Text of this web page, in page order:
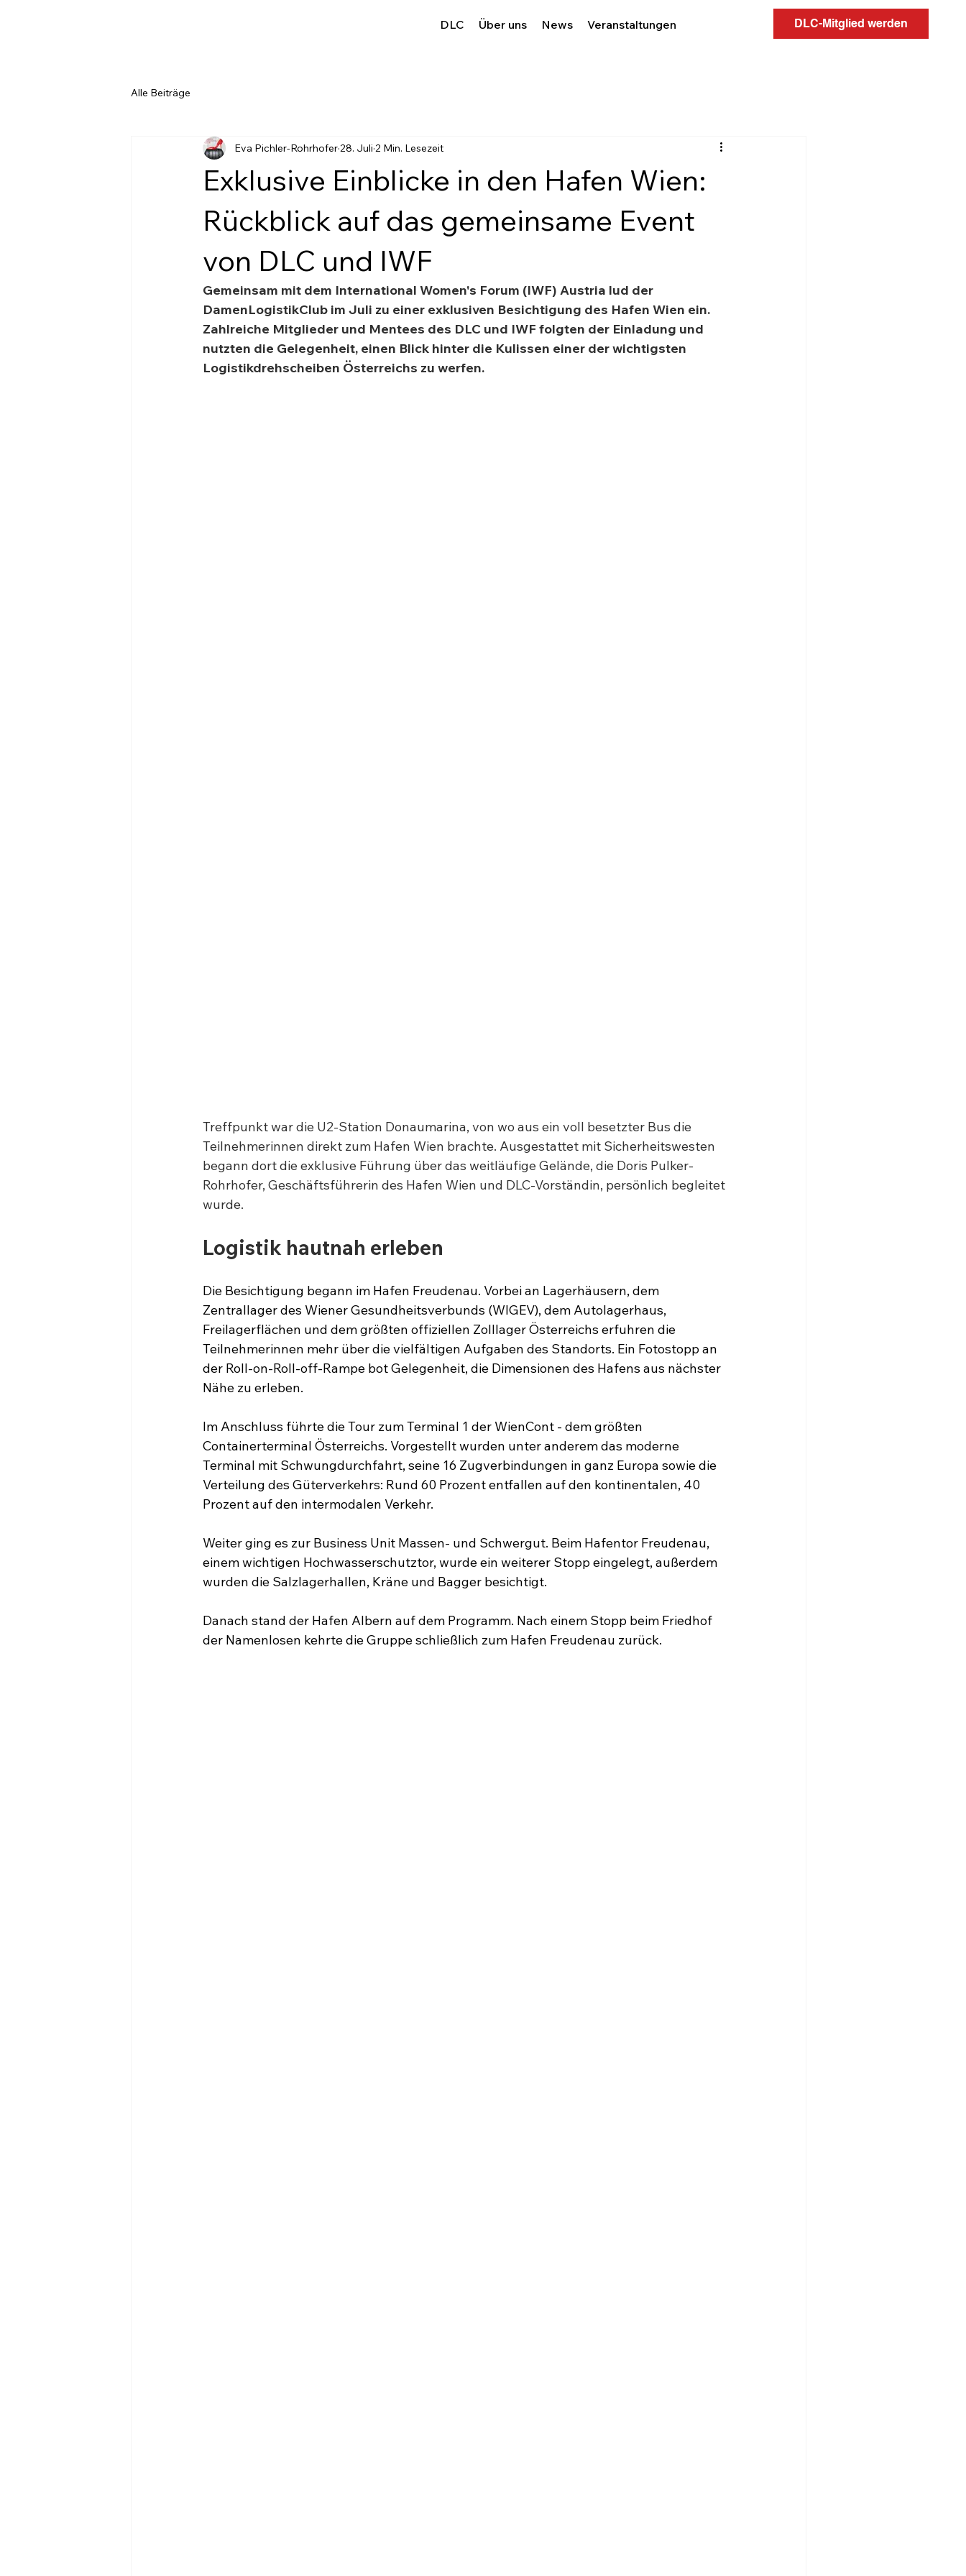
DLC Über uns News Veranstaltungen DLC-Mitglied werden
Alle Beiträge
Exklusive Einblicke in den Hafen Wien:
Rückblick auf das gemeinsame Event
von DLC und IWF
Eva Pichler-Rohrhofer 28. Juli 2 Min. Lesezeit
Gemeinsam mit dem International Women's Forum (IWF) Austria lud der
DamenLogistikClub im Juli zu einer exklusiven Besichtigung des Hafen Wien ein.
Zahlreiche Mitglieder und Mentees des DLC und IWF folgten der Einladung und
nutzten die Gelegenheit, einen Blick hinter die Kulissen einer der wichtigsten
Logistikdrehscheiben Österreichs zu werfen.
Treffpunkt war die U2-Station Donaumarina, von wo aus ein voll besetzter Bus die
Teilnehmerinnen direkt zum Hafen Wien brachte. Ausgestattet mit Sicherheitswesten
begann dort die exklusive Führung über das weitläufige Gelände, die Doris Pulker-
Rohrhofer, Geschäftsführerin des Hafen Wien und DLC-Vorständin, persönlich begleitet
wurde.
Logistik hautnah erleben
Die Besichtigung begann im Hafen Freudenau. Vorbei an Lagerhäusern, dem
Zentrallager des Wiener Gesundheitsverbunds (WIGEV), dem Autolagerhaus,
Freilagerflächen und dem größten offiziellen Zolllager Österreichs erfuhren die
Teilnehmerinnen mehr über die vielfältigen Aufgaben des Standorts. Ein Fotostopp an
der Roll-on-Roll-off-Rampe bot Gelegenheit, die Dimensionen des Hafens aus nächster
Nähe zu erleben.
Im Anschluss führte die Tour zum Terminal 1 der WienCont - dem größten
Containerterminal Österreichs. Vorgestellt wurden unter anderem das moderne
Terminal mit Schwungdurchfahrt, seine 16 Zugverbindungen in ganz Europa sowie die
Verteilung des Güterverkehrs: Rund 60 Prozent entfallen auf den kontinentalen, 40
Prozent auf den intermodalen Verkehr.
Weiter ging es zur Business Unit Massen- und Schwergut. Beim Hafentor Freudenau,
einem wichtigen Hochwasserschutztor, wurde ein weiterer Stopp eingelegt, außerdem
wurden die Salzlagerhallen, Kräne und Bagger besichtigt.
Danach stand der Hafen Albern auf dem Programm. Nach einem Stopp beim Friedhof
der Namenlosen kehrte die Gruppe schließlich zum Hafen Freudenau zurück.